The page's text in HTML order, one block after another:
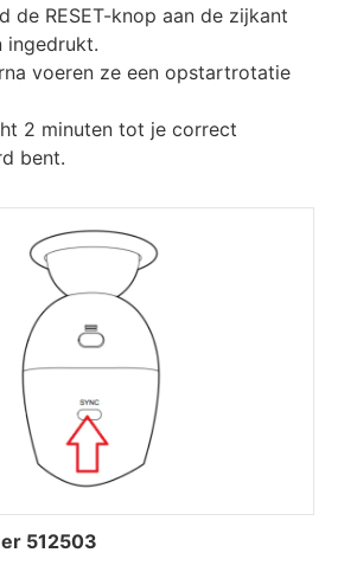
de RESET-knop aan de zijkant
ingedrukt.
voeren ze een opstartrotatie
2 minuten tot je correct
bent.
512503